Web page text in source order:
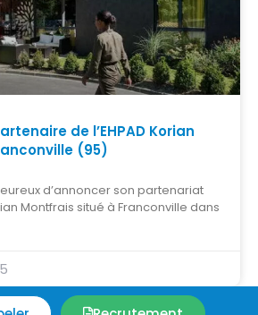
de l’EHPAD Korian
(95)
d’annoncer son partenariat
Montfrais situé à Franconville dans